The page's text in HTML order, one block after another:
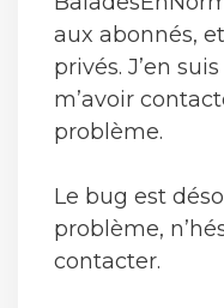
aux abonnés,
privés. J’en
m’avoir
problème.
Le bug est
problème,
contacter.